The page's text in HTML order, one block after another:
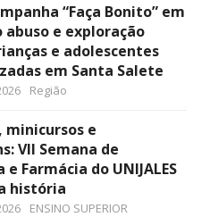
“Faça Bonito” em
abuso e exploração
e adolescentes
em Santa Salete
Região
minicursos e
VII Semana de
Farmácia do UNIJALES
história
ENSINO SUPERIOR